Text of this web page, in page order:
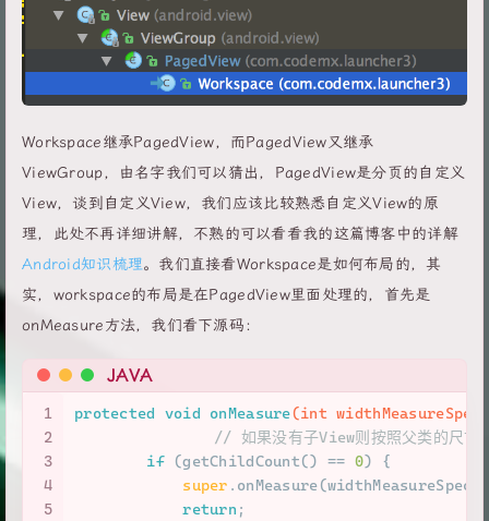
Workspace继承PagedView，而PagedView又继承
ViewGroup，由名字我们可以猜出，PagedView是分页的自定义
View，谈到自定义View，我们应该比较熟悉自定义View的原
理，此处不再详细讲解，不熟的可以看看我的这篇博客中的详解
Android知识梳理。我们直接看Workspace是如何布局的，其
实，workspace的布局是在PagedView里面处理的，首先是
onMeasure方法，我们看下源码：
JAVA
1
2
3
4
5
protected void onMeasure(int
// 如果没有子View则按照父类的尺寸
if (getChildCount() == 0) {
super
return ;